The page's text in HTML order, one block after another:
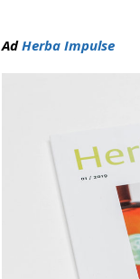
AdHerba Impulse